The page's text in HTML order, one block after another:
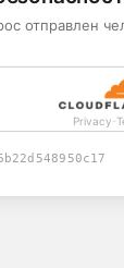
отправлен
Privacy-